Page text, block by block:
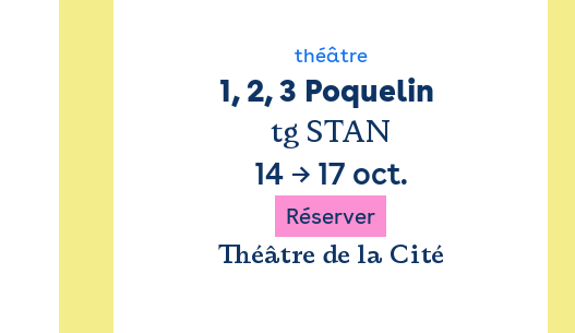
théâtre
1, 2, 3 Poquelin
tg STAN
14→ 17 oct.
Réserver
Théâtre de la Cité